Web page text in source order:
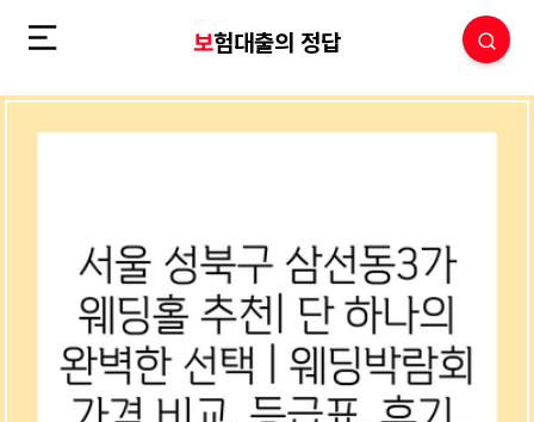
보험대출의 정답